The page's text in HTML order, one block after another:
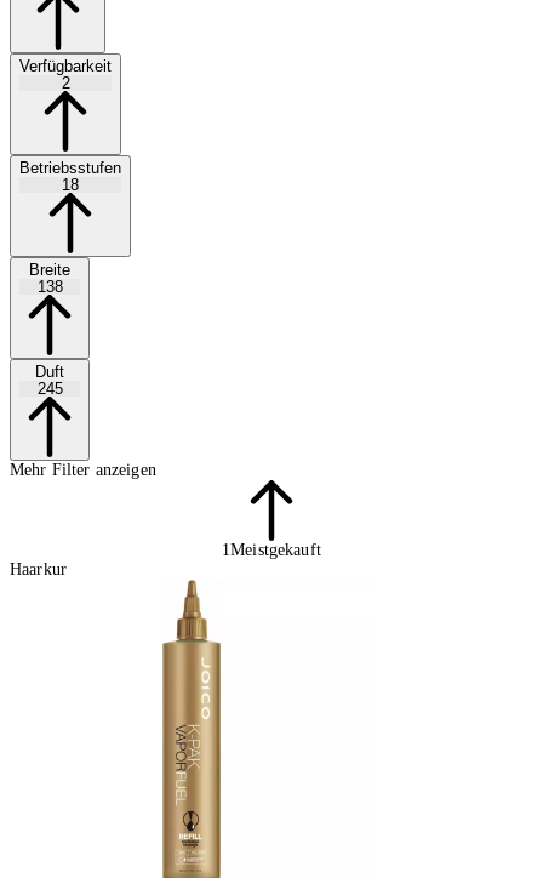
Verfügbarkeit
2
Betriebsstufen
18
Breite
138
Duft
245
Mehr Filter anzeigen
1Meistgekauft
Haarkur